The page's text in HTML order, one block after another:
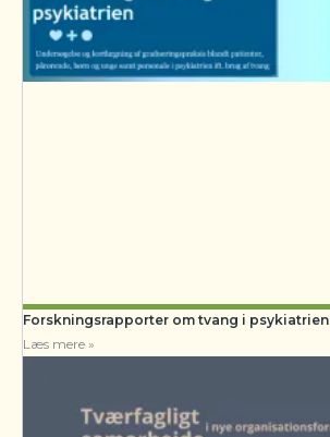
Forskningsrapporter om tvang i psykiatrien
Læs mere »